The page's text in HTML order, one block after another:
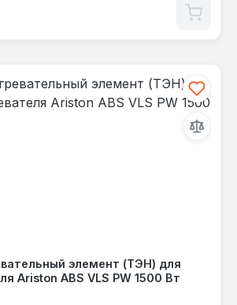
элемент (ТЭН) для
Ariston ABS VLS PW 1500 Вт